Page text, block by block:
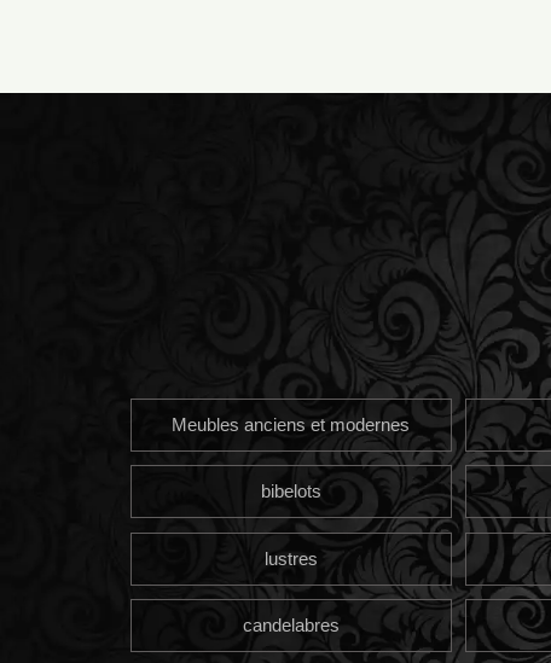
Meubles anciens et modernes
bibelots
lustres
candelabres